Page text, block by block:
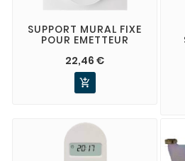
SUPPORT MURAL FIXE
POUR EMETTEUR
22,46 €
